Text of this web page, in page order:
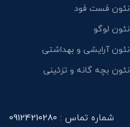
نئون فست فود
نئون لوگو
نئون آرایشی و بهداشتی
نئون بچه گانه و تزئینی
شماره تماس : 09124210280